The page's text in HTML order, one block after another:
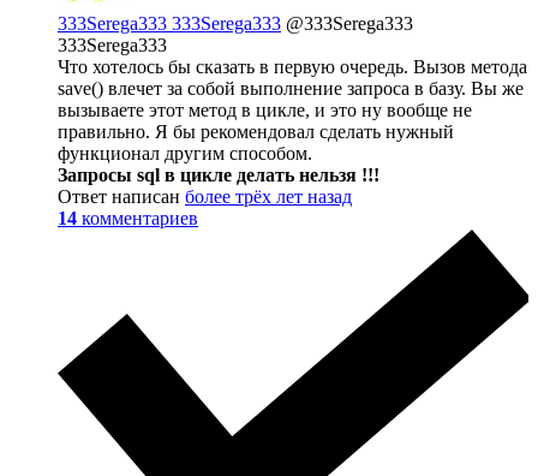
333Serega333 333Serega333 @333Serega333
333Serega333
Что хотелось бы сказать в первую очередь. Вызов метода
save() влечет за собой выполнение запроса в базу. Вы же
вызываете этот метод в цикле, и это ну вообще не
правильно. Я бы рекомендовал сделать нужный
функционал другим способом.
Запросы sql в цикле делать нельзя !!!
Ответ написан более трёх лет назад
14 комментариев